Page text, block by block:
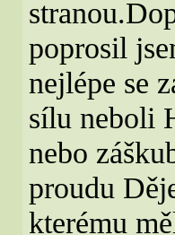
poprosil
nejlépe se
sílu neboli
nebo
proudu
kterému